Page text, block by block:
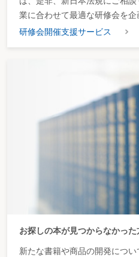
業に合わせて最適な研修会を企
研修会開催支援サービス
お探しの本が見つからなかった
新たな書籍や商品の開発につ